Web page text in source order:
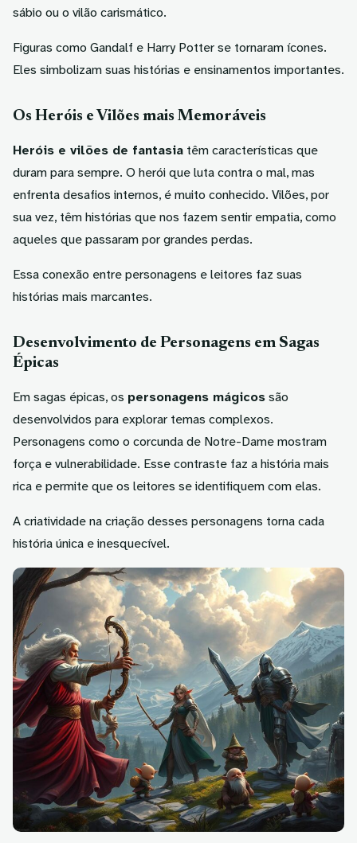
sábio ou o vilão carismático.
Figuras como Gandalf e Harry Potter se tornaram ícones.
Eles simbolizam suas histórias e ensinamentos importantes.
Os Heróis e Vilões mais Memoráveis
Heróis e vilões de fantasia têm características que
duram para sempre. O herói que luta contra o mal, mas
enfrenta desafios internos, é muito conhecido. Vilões, por
sua vez, têm histórias que nos fazem sentir empatia, como
aqueles que passaram por grandes perdas.
Essa conexão entre personagens e leitores faz suas
histórias mais marcantes.
Desenvolvimento de Personagens em Sagas
Épicas
Em sagas épicas, os personagens mágicossão
desenvolvidos para explorar temas complexos.
Personagens como o corcunda de Notre-Dame mostram
força e vulnerabilidade. Esse contraste faz a história mais
rica e permite que os leitores se identifiquem com elas.
A criatividade na criação desses personagens torna cada
história única e inesquecível.